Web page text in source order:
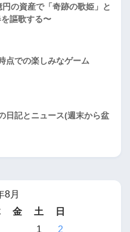
の資産で「奇跡の歌姫」と
謳歌する〜
点での楽しみなゲーム
日記とニュース(週末から盆
8月
金 土
日
1
2